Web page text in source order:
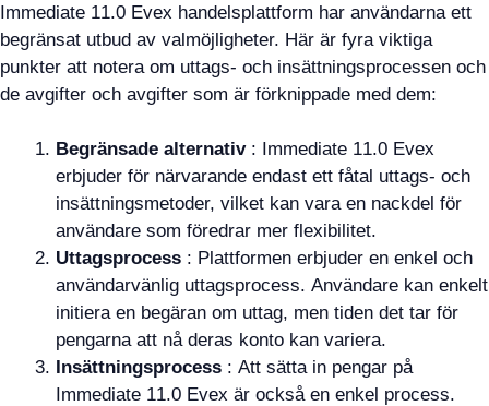
Immediate 11.0 Evex handelsplattform har användarna ett
begränsat utbud av valmöjligheter. Här är fyra viktiga
punkter att notera om uttags- och insättningsprocessen och
de avgifter och avgifter som är förknippade med dem:
Begränsade alternativ: Immediate 11.0 Evex
erbjuder för närvarande endast ett fåtal uttags- och
insättningsmetoder, vilket kan vara en nackdel för
användare som föredrar mer flexibilitet.
Uttagsprocess : Plattformen erbjuder en enkel och
användarvänlig uttagsprocess. Användare kan enkelt
initiera en begäran om uttag, men tiden det tar för
pengarna att nå deras konto kan variera.
Insättningsprocess : Att sätta in pengar på
Immediate 11.0 Evex är också en enkel process.